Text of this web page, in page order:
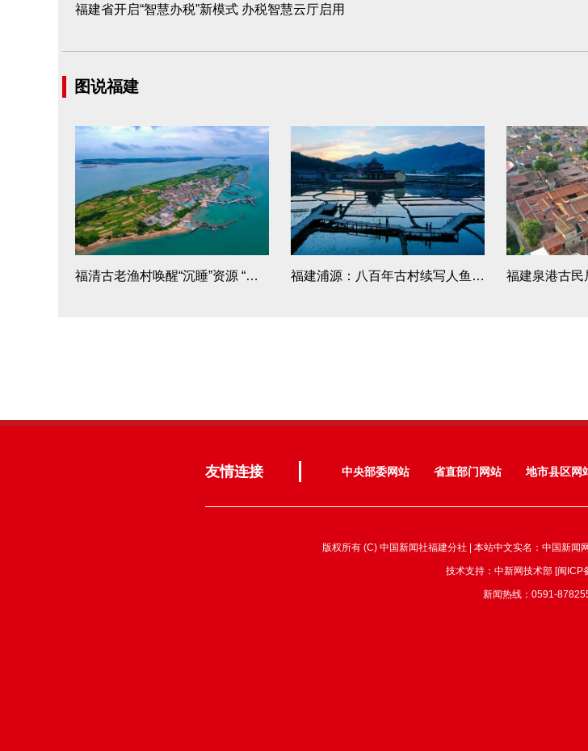
福建省开启“智慧办税”新模式 办税智慧云厅启用
图说福建
福清古老渔村唤醒“沉睡”资源 “美丽吉岛”乘风破浪 福建浦源：八百年古村续写人鱼佳话
友情连接 中央部委网站 省直部门网站 地市县区网
版权所有 (C) 中国新闻社福建分社 | 本站中文实名：中国新闻
技术支持：中新网技术部 [闽ICP
新闻热线：0591-